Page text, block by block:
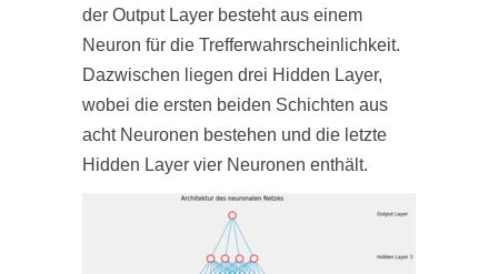
der Output Layer besteht aus einem
Neuron für die Trefferwahrscheinlichkeit.
Dazwischen liegen drei Hidden Layer,
wobei die ersten beiden Schichten aus
acht Neuronen bestehen und die letzte
Hidden Layer vier Neuronen enthält.